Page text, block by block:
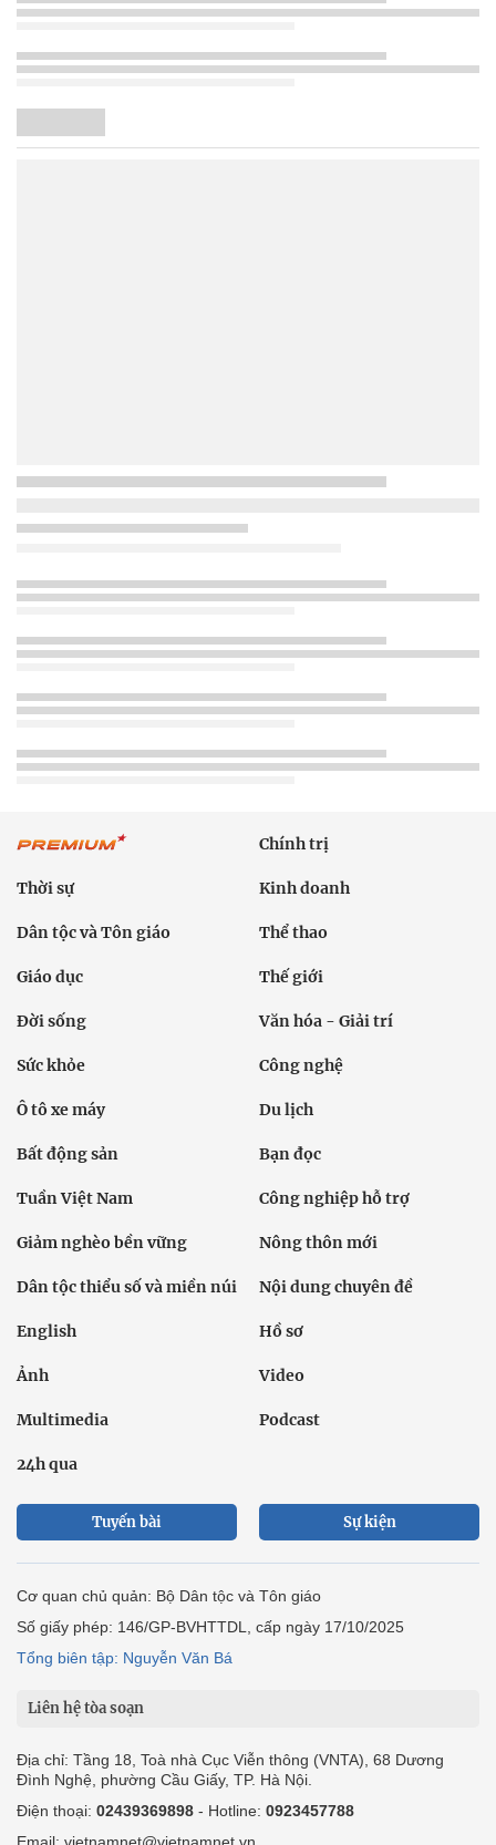
Chính trị
Thời sự Kinh doanh
Dân tộc và Tôn giáo Thể thao
Giáo dục Thế giới
Đời sống Văn hóa - Giải trí
Sức khỏe Công nghệ
Ô tô xe máy Du lịch
Bất động sản Bạn đọc
Tuần Việt Nam Công nghiệp hỗ trợ
Giảm nghèo bền vững Nông thôn mới
Dân tộc thiểu số và miền núi Nội dung chuyên đề
English Hồ sơ
Ảnh Video
Multimedia Podcast
24h qua
Tuyến bài Sự kiện
Cơ quan chủ quản: Bộ Dân tộc và Tôn giáo
Số giấy phép: 146/GP-BVHTTDL, cấp ngày 17/10/2025
Tổng biên tập: Nguyễn Văn Bá
Liên hệ tòa soạn
Địa chỉ: Tầng 18, Toà nhà Cục Viễn thông (VNTA), 68 Dương
Đình Nghệ, phường Cầu Giấy, TP. Hà Nội.
Điện thoại: 02439369898 - Hotline: 0923457788
Email: vietnamnet@vietnamnet.vn